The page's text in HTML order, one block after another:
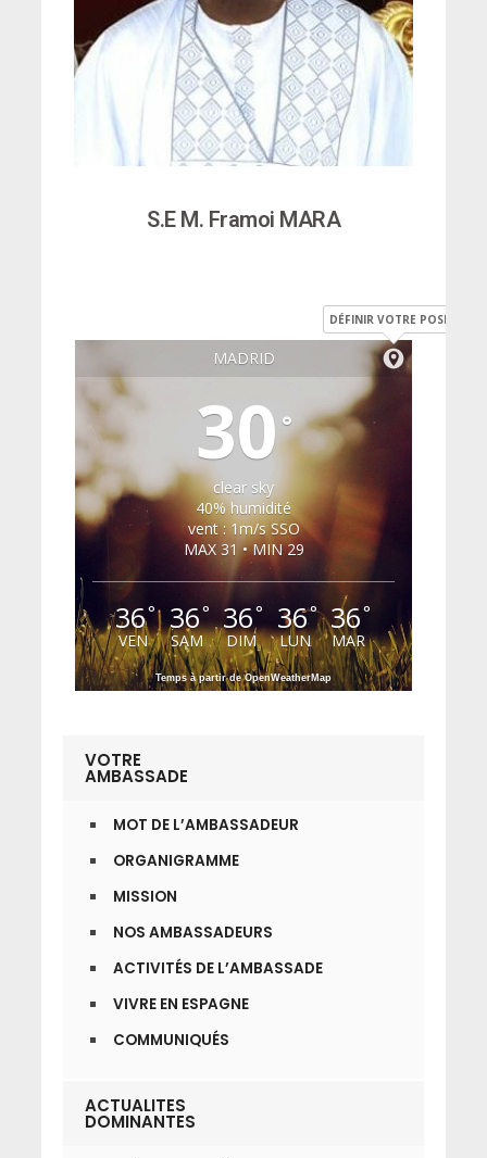
S.E M. Framoi MARA
MADRID
DÉFINIR VOTRE POSITION
30°
clear sky
40% humidité
vent : 1m/s SSO
MAX 31 • MIN 29
36°
VEN
36°
SAM
36°
DIM
36°
LUN
36°
MAR
Temps à partir de OpenWeatherMap
VOTRE
AMBASSADE
MOT DE L’AMBASSADEUR
ORGANIGRAMME
MISSION
NOS AMBASSADEURS
ACTIVITÉS DE L’AMBASSADE
VIVRE EN ESPAGNE
COMMUNIQUÉS
ACTUALITES
DOMINANTES